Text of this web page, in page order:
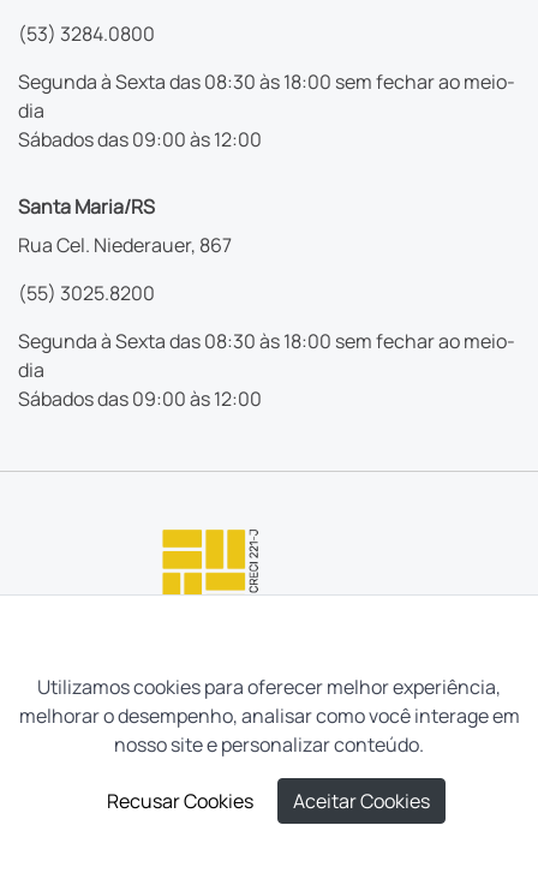
(53) 3284.0800
Segunda à Sexta das 08:30 às 18:00 sem fechar ao meio-
dia
Sábados das 09:00 às 12:00
Santa Maria/RS
Rua Cel. Niederauer, 867
(55) 3025.8200
Segunda à Sexta das 08:30 às 18:00 sem fechar ao meio-
dia
Sábados das 09:00 às 12:00
Neves e Filhos Administração e Intermediação de Imóveis
Utilizamos cookies para oferecer melhor experiência,
melhorar o desempenho, analisar como você interage em
nosso site e personalizar conteúdo.
Recusar Cookies Aceitar Cookies